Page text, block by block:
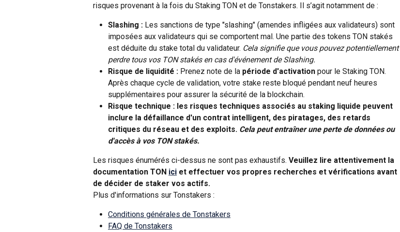
risques provenant à la fois du Staking TON et de Tonstakers. Il s’agit notamment de :
Slashing : Les sanctions de type "slashing" (amendes infligées aux validateurs) sont
imposées aux validateurs qui se comportent mal. Une partie des tokens TON stakés
est déduite du stake total du validateur. Cela signifie que vous pouvez potentiellement
perdre tous vos TON stakés en cas d'événement de Slashing.
Risque de liquidité : Prenez note de la période d'activation pour le Staking TON.
Après chaque cycle de validation, votre stake reste bloqué pendant neuf heures
supplémentaires pour assurer la sécurité de la blockchain.
Risque technique : les risques techniques associés au staking liquide peuvent
inclure la défaillance d'un contrat intelligent, des piratages, des retards
critiques du réseau et des exploits. Cela peut entraîner une perte de données ou
d'accès à vos TON stakés.
Les risques énumérés ci-dessus ne sont pas exhaustifs. Veuillez lire attentivement la
documentation TON ici et effectuer vos propres recherches et vérifications avant
de décider de staker vos actifs.
Plus d'informations sur Tonstakers :
Conditions générales de Tonstakers
FAQ de Tonstakers